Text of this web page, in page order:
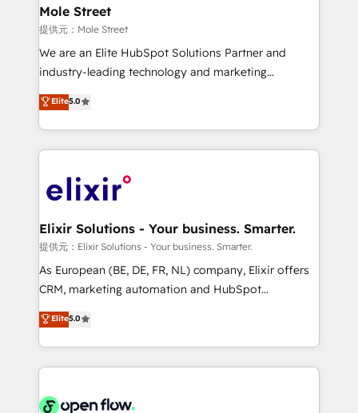
Healthcare: HIPAA implementations; secure data
workflows 💼 Financial Services: compliant
workflows; audit-ready reporting ⚖️ Legal: client
intake; pipeline and document workflows 🛒 E-
revenue automation 🏢 Real Estate: deal pipelines;
portfolio and lifecycle management 🏭
HIPAA-aware; CASL-compliant; GDPR-ready
implementations where required 💡 Why 500+
built to scale.
Mole Street
提供元：Mole Street
We are an Elite HubSpot Solutions Partner and
industry-leading technology and marketing
consultancy. Our focus is on enterprise and mid-
market B2B companies globally that want a strategic
approach to execute their goals through creative
applications of our solutions; Technical HubSpot
Design, Migrations + Integrations. Mole Street’s
greatness, which is achieved through creating
absolute clarity, derived from a well-defined
strategy, executed well, and reported on with clear
results. The culture is driven by core values; Joy, Grit,
Mindedness, and Clarity. We are driven to win for the
collective good of the company and its clientele, and
things are happening.
Elite5.0
Elixir Solutions - Your business. Smarter.
提供元：Elixir Solutions - Your business. Smarter.
As European (BE, DE, FR, NL) company, Elixir offers
CRM, marketing automation and HubSpot
integration products and services to mid-market
and enterprise customers. We ensure that your sales,
service and marketing department operates in the
most effective way, while at the same time
integrated buyers journey. Elixir is located in
Elite5.0